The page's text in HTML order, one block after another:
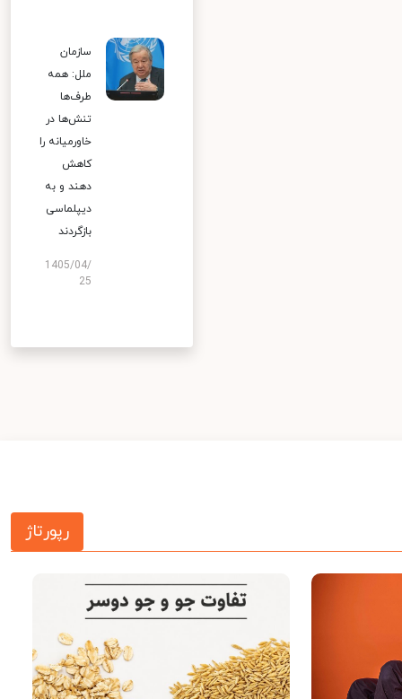
سازمان
ملل: همه
طرف‌ها
تنش‌ها در
خاورمیانه را
کاهش
دهند و به
دیپلماسی
بازگردند
1405/04/
25
رپورتاژ